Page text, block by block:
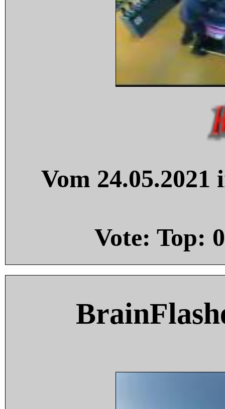
Vom
Vote: Top: 0